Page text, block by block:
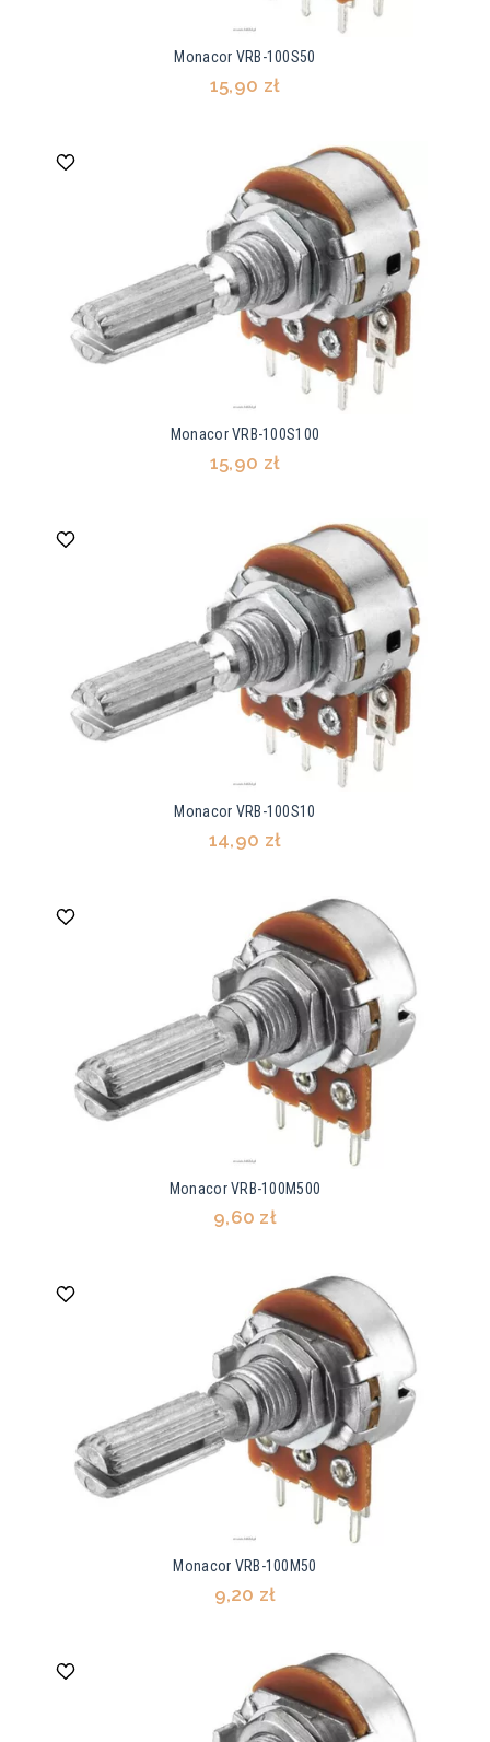
Monacor VRB-100S50
15,90 zł
Monacor VRB-100S100
15,90 zł
Monacor VRB-100S10
14,90 zł
Monacor VRB-100M500
9,60 zł
Monacor VRB-100M50
9,20 zł